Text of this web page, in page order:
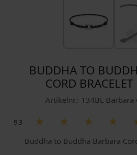
BUDDHA TO
CORD
Artikelnr.: 134BL Barbara
9.3
Buddha to Buddha Barbara